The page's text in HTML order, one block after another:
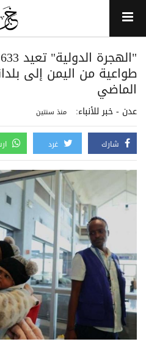
طواعية من اليمن إلى
الماضي
عدن - خبر للأنباء: منذ سنتين
شارك غرد